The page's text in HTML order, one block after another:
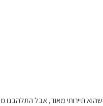
תיירותי מאוד, אבל התלהבנו